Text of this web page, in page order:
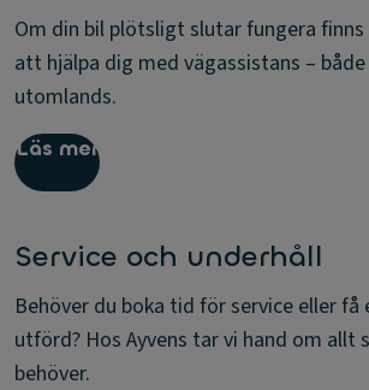
Om din bil plötsligt slutar fungera finns
att hjälpa dig med vägassistans – både
utomlands.
Läs mer
Service och underhåll
Behöver du boka tid för service eller få
utförd? Hos Ayvens tar vi hand om allt
behöver.